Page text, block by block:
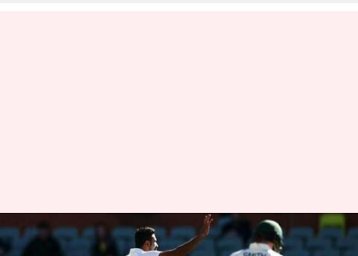
స్టీవ్ స్మిత్‌ను అశ్విన్ అపగలడా..?